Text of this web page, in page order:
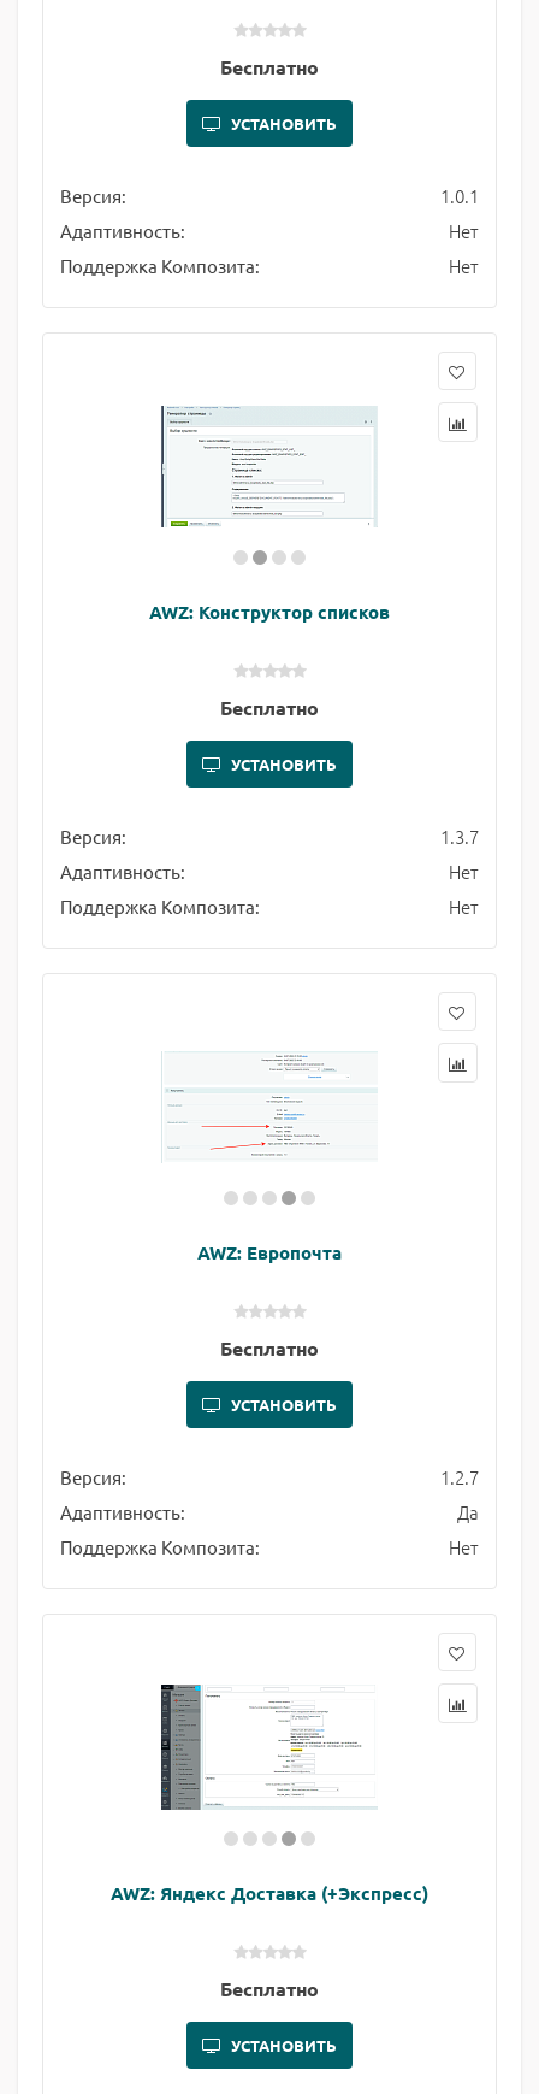
Бесплатно
УСТАНОВИТЬ
Версия: 1.0.1
Адаптивность: Нет
Поддержка Композита: Нет
AWZ: Конструктор списков
Бесплатно
УСТАНОВИТЬ
Версия: 1.3.7
Адаптивность: Нет
Поддержка Композита: Нет
AWZ: Европочта
Бесплатно
УСТАНОВИТЬ
Версия: 1.2.7
Адаптивность: Да
Поддержка Композита: Нет
AWZ: Яндекс Доставка (+Экспресс)
Бесплатно
УСТАНОВИТЬ